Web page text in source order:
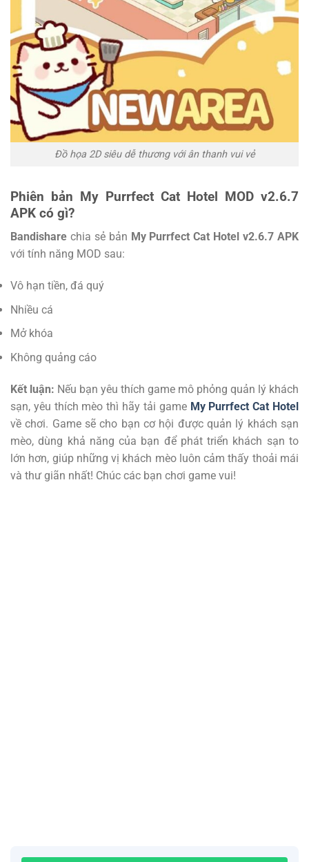
Đồ họa 2D siêu dễ thương với ân thanh vui vẻ
Phiên bản My Purrfect Cat Hotel MOD v2.6.7
APK có gì?
Bandishare chia sẻ bản My Purrfect Cat Hotel v2.6.7 APK
với tính năng MOD sau:
Vô hạn tiền, đá quý
Nhiều cá
Mở khóa
Không quảng cáo
Kết luận: Nếu bạn yêu thích game mô phỏng quản lý khách
sạn, yêu thích mèo thì hãy tải game My Purrfect Cat Hotel
về chơi. Game sẽ cho bạn cơ hội được quản lý khách sạn
mèo, dùng khả năng của bạn để phát triển khách sạn to
lớn hơn, giúp những vị khách mèo luôn cảm thấy thoải mái
và thư giãn nhất! Chúc các bạn chơi game vui!